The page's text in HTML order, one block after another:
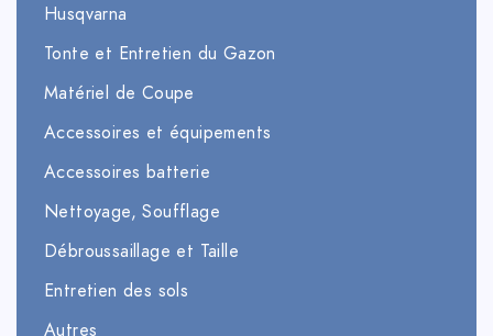
Husqvarna
Tonte et Entretien du Gazon
Matériel de Coupe
Accessoires et équipements
Accessoires batterie
Nettoyage, Soufflage
Débroussaillage et Taille
Entretien des sols
Autres